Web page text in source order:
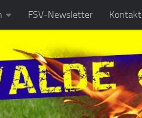
FSV-Newsletter Kontakt